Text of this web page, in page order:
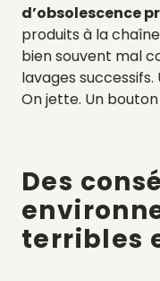
d’obsolescence
produits à la
bien souvent mal
lavages
On jette. Un
Des
terribles